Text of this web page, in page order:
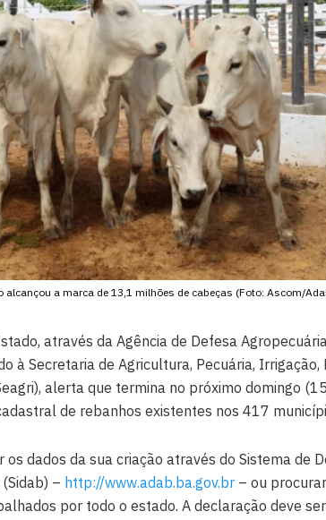
alcançou a marca de 13,1 milhões de cabeças (Foto: Ascom/
através da Agência de Defesa
à Secretaria de Agricultura, Pecuária, Irrigação,
alerta que termina no próximo domingo
de rebanhos existentes nos 417
os dados da sua criação através do Sistema de
– http://www.adab.ba.gov.br – ou
por todo o estado. A declaração deve